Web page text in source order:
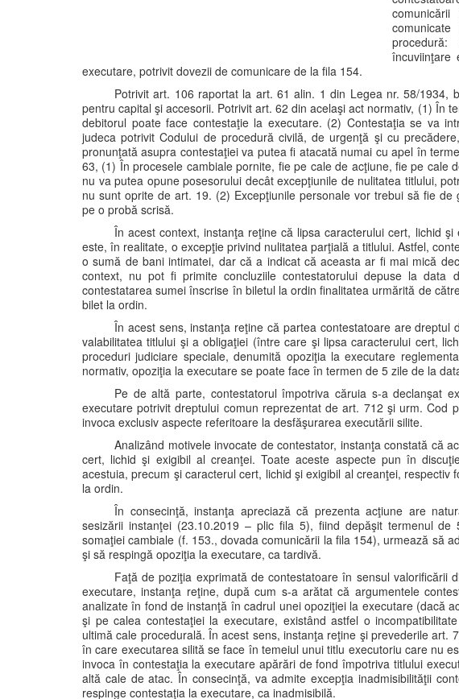
încuviinţare
executare, potrivit dovezii de comunicare de la fila 154.
Potrivit art. 106 raportat la art. 61 alin. 1 din Legea nr. 58/1934,
pentru capital şi accesorii. Potrivit art. 62 din acelaşi act normativ, (1) În
debitorul poate face contestaţie la executare. (2) Contestaţia se va
judeca potrivit Codului de procedură civilă, de urgenţă şi cu
pronunţată asupra contestaţiei va putea fi atacată numai cu apel în
63, (1) În procesele cambiale pornite, fie pe cale de acţiune, fie pe cale
nu va putea opune posesorului decât excepţiunile de nulitatea titlului,
nu sunt oprite de art. 19. (2) Excepţiunile personale vor trebui să fie
pe o probă scrisă.
În acest context, instanţa reţine că lipsa caracterului cert, lichid
este, în realitate, o excepţie privind nulitatea parţială a titlului. Astfel,
o sumă de bani intimatei, dar că a indicat că aceasta ar fi mai mică
context, nu pot fi primite concluziile contestatorului depuse la
contestatarea sumei înscrise în biletul la ordin finalitatea urmărită de
bilet la ordin.
În acest sens, instanţa reţine că partea contestatoare are
valabilitatea titlului şi a obligaţiei (între care şi lipsa caracterului cert,
proceduri judiciare speciale, denumită opoziţia la executare
normativ, opoziţia la executare se poate face în termen de 5 zile de la
Pe de altă parte, contestatorul împotriva căruia s-a declanşat
executare potrivit dreptului comun reprezentat de art. 712 şi urm. Cod
invoca exclusiv aspecte referitoare la desfăşurarea executării silite.
Analizând motivele invocate de contestator, instanţa constată că
cert, lichid şi exigibil al creanţei. Toate aceste aspecte pun în
acestuia, precum şi caracterul cert, lichid şi exigibil al creanţei, respectiv
la ordin.
În consecinţă, instanţa apreciază că prezenta acţiune are
sesizării instanţei (23.10.2019 – plic fila 5), fiind depăşit termenul
somaţiei cambiale (f. 153., dovada comunicării la fila 154), urmează să
şi să respingă opoziţia la executare, ca tardivă.
Faţă de poziţia exprimată de contestatoare în sensul valorificării
executare, instanţa reţine, după cum s-a arătat că argumentele
analizate în fond de instanţă în cadrul unei opoziţiei la executare (dacă
şi pe calea contestaţiei la executare, existând astfel o
ultimă cale procedurală. În acest sens, instanţa reţine şi prevederile art.
în care executarea silită se face în temeiul unui titlu executoriu care nu
invoca în contestaţia la executare apărări de fond împotriva titlului
altă cale de atac. În consecinţă, va admite excepţia inadmisibilităţii
respinge contestaţia la executare, ca inadmisibilă.